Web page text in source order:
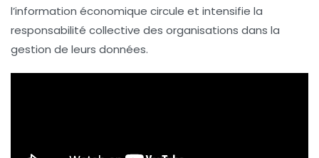
l’information économique circule et intensifie la
responsabilité collective des organisations dans la
gestion de leurs données.